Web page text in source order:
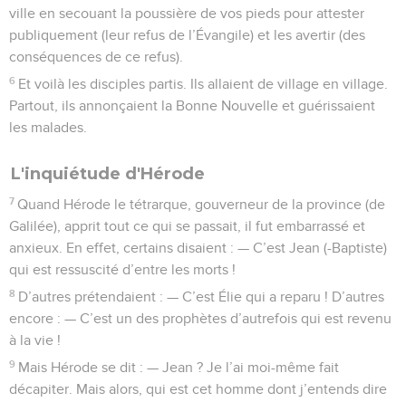
ville en secouant la poussière de vos pieds pour attester
publiquement (leur refus de l’Évangile) et les avertir (des
conséquences de ce refus).
6 Et voilà les disciples partis. Ils allaient de village en village.
Partout, ils annonçaient la Bonne Nouvelle et guérissaient
les malades.
L'inquiétude d'Hérode
7 Quand Hérode le tétrarque, gouverneur de la province (de
Galilée), apprit tout ce qui se passait, il fut embarrassé et
anxieux. En effet, certains disaient : — C’est Jean (-Baptiste)
qui est ressuscité d’entre les morts !
8 D’autres prétendaient : — C’est Élie qui a reparu ! D’autres
encore : — C’est un des prophètes d’autrefois qui est revenu
à la vie !
9 Mais Hérode se dit : — Jean ? Je l’ai moi-même fait
décapiter. Mais alors, qui est cet homme dont j’entends dire